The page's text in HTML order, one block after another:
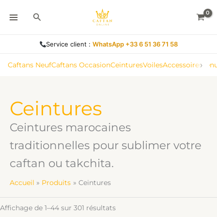
Rechercher
Service client : WhatsApp +33 6 51 36 71 58
Caftans NeufCaftans OccasionCeinturesVoilesAccessoires
›
Ceintures
Ceintures marocaines
traditionnelles pour sublimer votre
caftan ou takchita.
Accueil Produits Ceintures
Affichage de 1–44 sur 301 résultats
ancien